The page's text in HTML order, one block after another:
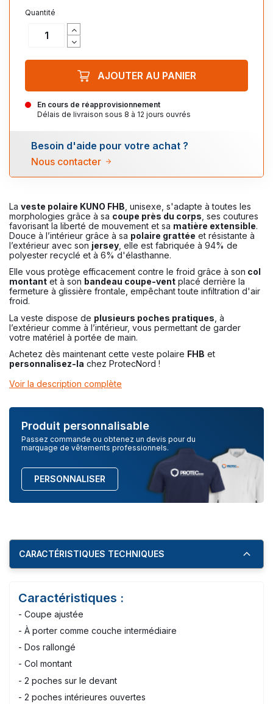
La veste polaire KUNO FHB , unisexe, s'adapte à toutes les
morphologies grâce à sa coupe près du corps , ses coutures
favorisant la liberté de mouvement et sa matière extensible.
Douce à l’intérieur grâce à sa polaire grattée et résistante à
l’extérieur avec son jersey , elle est fabriquée à 94% de
polyester recyclé et à 6% d'élasthanne.
Elle vous protège efficacement contre le froid grâce à son col
montant et à son bandeau coupe-vent placé derrière la
fermeture à glissière frontale, empêchant toute infiltration d'air
froid.
La veste dispose de plusieurs poches pratiques , à
l’extérieur comme à l’intérieur, vous permettant de garder
votre matériel à portée de main.
Achetez dès maintenant cette veste polaire FHB et
personnalisez-la chez ProtecNord !
Voir la description complète
Produit personnalisable
Passez commande ou obtenez un devis pour du
marquage de vêtements professionnels.
PERSONNALISER
Quantité
En cours de réapprovisionnement
Délais de livraison sous 8 à 12 jours ouvrés
AJOUTER AU PANIER
Besoin d'aide pour votre achat ?
Nous contacter
CARACTÉRISTIQUES TECHNIQUES
Caractéristiques :
- Coupe ajustée
- À porter comme couche intermédiaire
- Dos rallongé
- Col montant
- 2 poches sur le devant
- 2 poches intérieures ouvertes